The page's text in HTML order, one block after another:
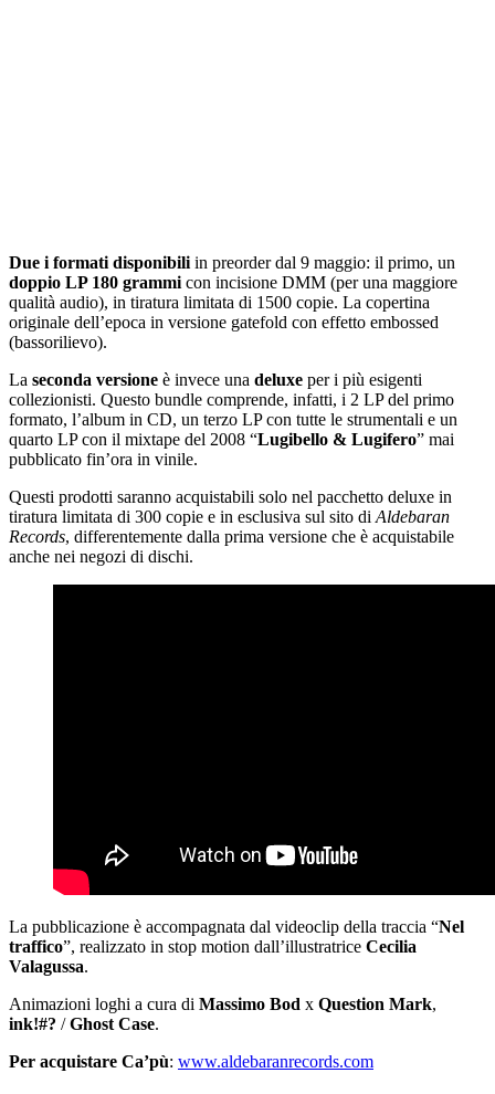
Due i formati disponibili in preorder dal 9 maggio: il primo, un
doppio LP 180 grammi con incisione DMM (per una maggiore
qualità audio), in tiratura limitata di 1500 copie. La copertina
originale dell’epoca in versione gatefold con effetto embossed
(bassorilievo).
La seconda versione è invece una deluxe per i più esigenti
collezionisti. Questo bundle comprende, infatti, i 2 LP del primo
formato, l’album in CD, un terzo LP con tutte le strumentali e un
quarto LP con il mixtape del 2008 “Lugibello & Lugifero” mai
pubblicato fin’ora in vinile.
Questi prodotti saranno acquistabili solo nel pacchetto deluxe in
tiratura limitata di 300 copie e in esclusiva sul sito di Aldebaran
Records, differentemente dalla prima versione che è acquistabile
anche nei negozi di dischi.
La pubblicazione è accompagnata dal videoclip della traccia “Nel
traffico”, realizzato in stop motion dall’illustratrice Cecilia
Valagussa.
Animazioni loghi a cura di Massimo Bod x Question Mark,
ink!#? /Ghost Case.
Per acquistare Ca’pù: www.aldebaranrecords.com